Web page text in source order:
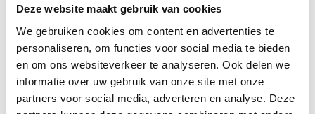
Deze website maakt gebruik van cookies
We gebruiken cookies om content en advertenties te
personaliseren, om functies voor social media te bieden
en om ons websiteverkeer te analyseren. Ook delen we
informatie over uw gebruik van onze site met onze
partners voor social media, adverteren en analyse. Deze